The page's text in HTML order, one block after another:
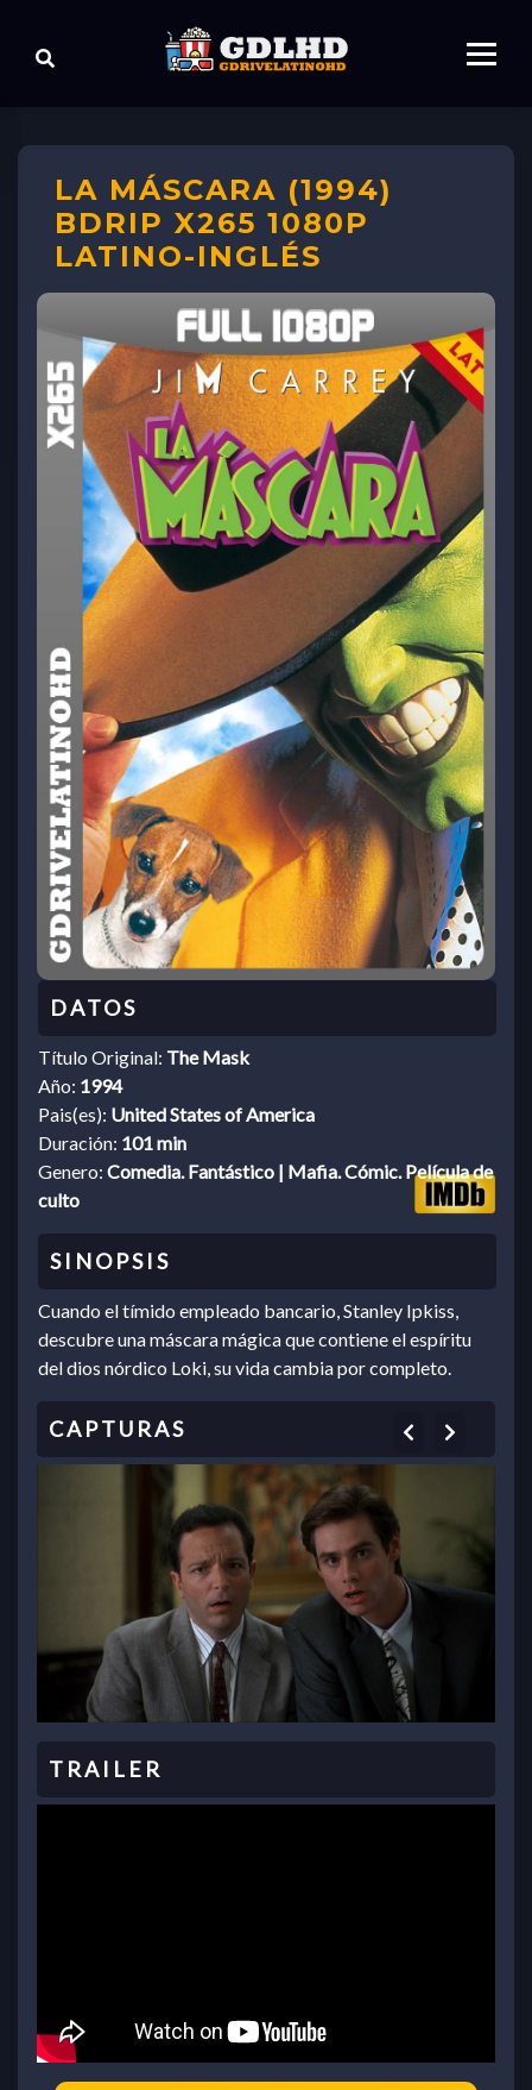
LA MÁSCARA (1994)
BDRIP X265 1080P
LATINO-INGLÉS
Título Original: The Mask
Año: 1994
Pais(es): United States of America
Duración: 101 min
Genero: Comedia. Fantástico | Mafia. Cómic. Película de
culto
Cuando el tímido empleado bancario, Stanley Ipkiss,
descubre una máscara mágica que contiene el espíritu
del dios nórdico Loki, su vida cambia por completo.
Previous